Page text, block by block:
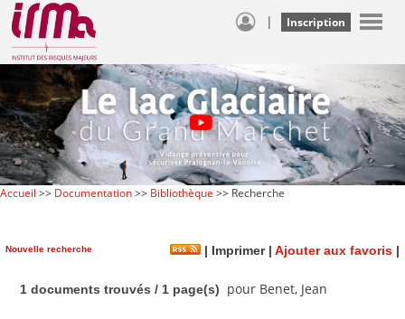
| Inscription
Accueil >> Documentation>> Bibliothèque >> Recherche
Nouvelle recherche | Imprimer| Ajouter aux favoris |
1 documents trouvés / 1 page(s) pour Benet, Jean